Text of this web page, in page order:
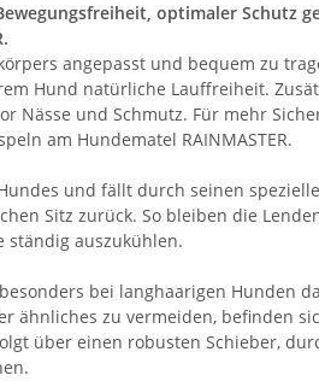
optimaler Schutz
angepasst und bequem zu
Hund natürliche Lauffreiheit.
Nässe und Schmutz. Für mehr
am Hundematel RAINMASTER.
und fällt durch seinen
Sitz zurück. So bleiben die
ständig auszukühlen.
bei langhaarigen Hunden
ähnliches zu vermeiden, befinden
über einen robusten Schieber,